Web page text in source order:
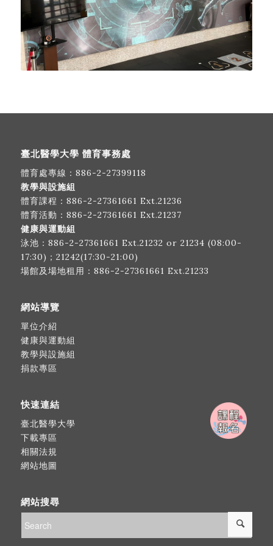
臺北醫學大學 體育事務處
體育處專線： 886-2-27399118
教學與設施組
體育課程： 886-2-27361661 Ext.21236
體育活動： 886-2-27361661 Ext.21237
健康與運動組
泳池： 886-2-27361661 Ext.21232 or 21234 (08:00-
17:30)；21242(17:30-21:00)
場館及場地租用： 886-2-27361661 Ext.21233
網站導覽
單位介紹
健康與運動組
教學與設施組
捐款專區
快速連結
臺北醫學大學
下載專區
相關法規
網站地圖
網站搜尋